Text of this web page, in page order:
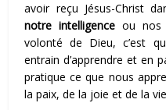
avoir reçu Jésus-Christ
notre intelligence ou nos
volonté de Dieu, c’est
entrain d’apprendre et en
pratique ce que nous
la paix, de la joie et de la